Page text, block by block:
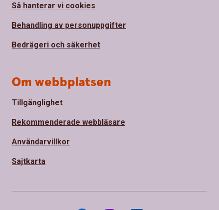
Så hanterar vi cookies
Behandling av personuppgifter
Bedrägeri och säkerhet
Om webbplatsen
Tillgänglighet
Rekommenderade webbläsare
Användarvillkor
Sajtkarta